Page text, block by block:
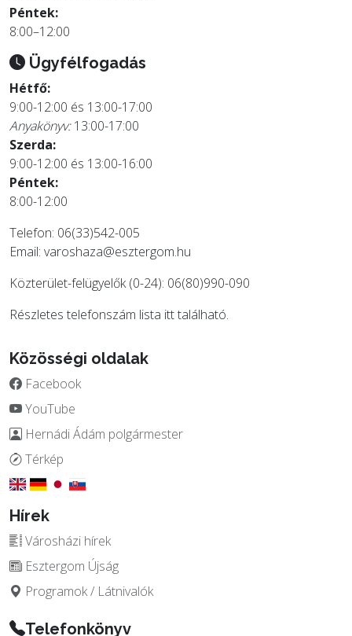
Péntek:
8:00–12:00
Ügyfélfogadás
Hétfő:
9:00-12:00 és 13:00-17:00
Anyakönyv:13:00-17:00
Szerda:
9:00-12:00 és 13:00-16:00
Péntek:
8:00-12:00
Telefon: 06(33)542-005
Email: varoshaza@esztergom.hu
Közterület-felügyelők (0-24): 06(80)990-090
Részletes telefonszám lista itttalálható.
Közösségi oldalak
Facebook
YouTube
Hernádi Ádám polgármester
Térkép
Hírek
Városházi hírek
Esztergom Újság
Programok / Látnivalók
Telefonkönyv